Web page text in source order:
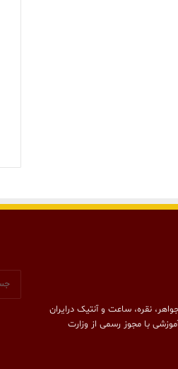
نقره، ساعت و آنتیک درایران
با مجوز رسمی از وزارت